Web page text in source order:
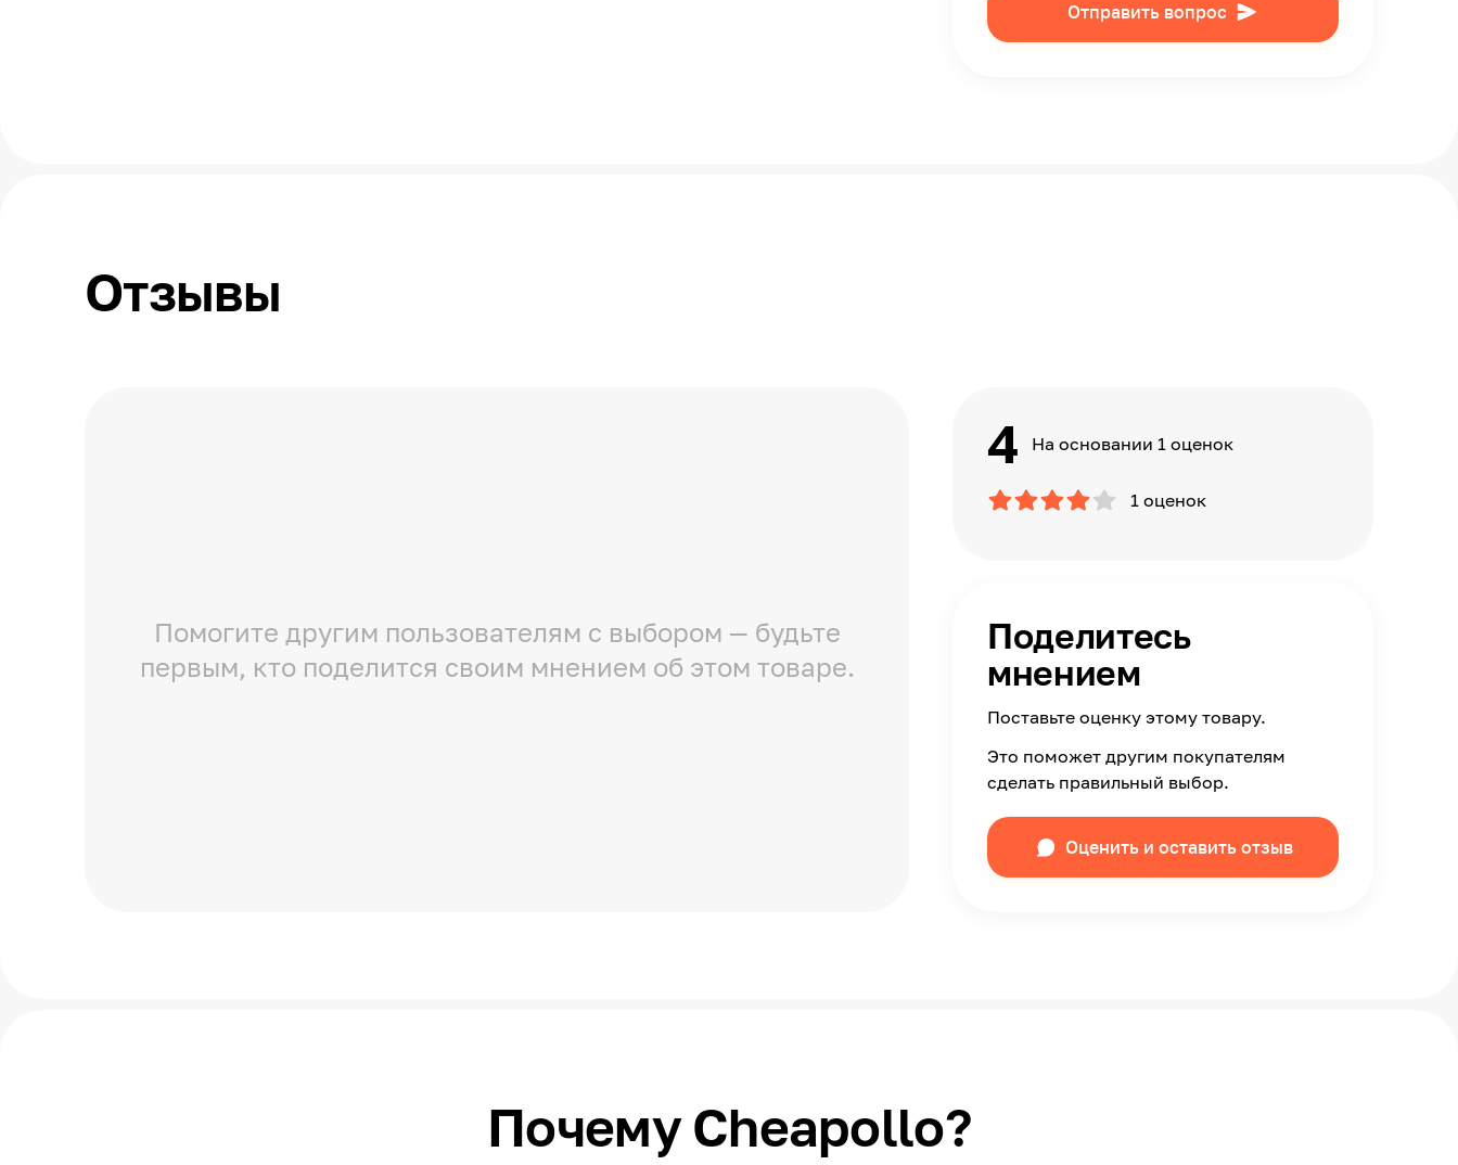
Отправить вопрос
Отзывы
Помогите другим пользователям с выбором — будьте
первым, кто поделится своим мнением об этом товаре.
4 На основании 1 оценок
1 оценок
Поделитесь
мнением
Поставьте оценку этому товару.
Это поможет другим покупателям
сделать правильный выбор.
Оценить и оставить отзыв
Почему Cheapollo?